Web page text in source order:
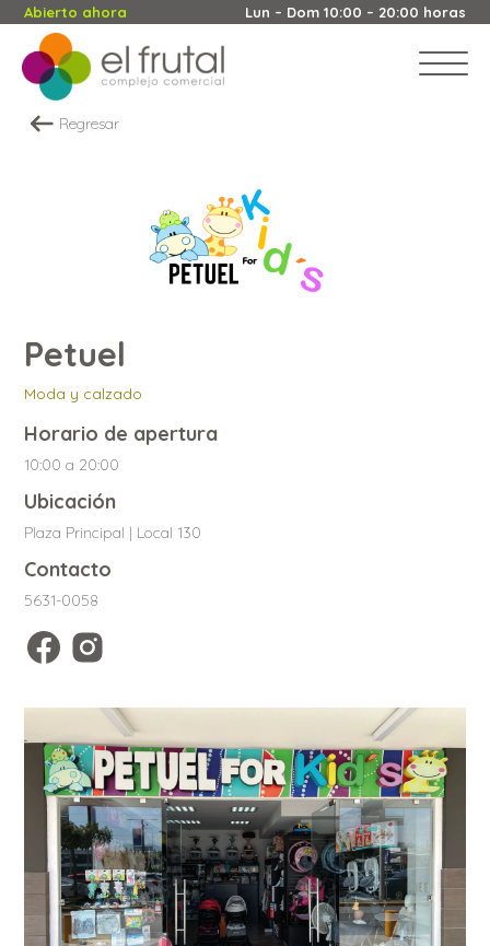
Abierto ahora Lun – Dom 10:00 – 20:00 horas
Regresar
Petuel
Moda y calzado
Horario de apertura
10:00 a 20:00
Ubicación
Plaza Principal | Local 130
Contacto
5631-0058